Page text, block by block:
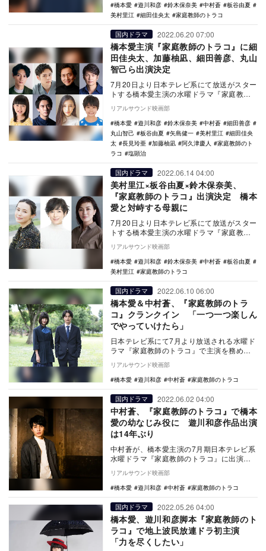
橋本愛
遊川和彦 鈴木保奈美 中村蒼
板谷由夏
美村里江
細田佳央太 家庭教師のトラコ
国内ドラマ 2022.06.20 07:00
橋本愛主演『家庭教師のトラコ』に細
田佳央太、加藤柚凪、細田善彦、丸山
智己ら出演決定
7月20日より日本テレビ系にて放送がスター
トする橋本愛主演の水曜ドラマ『家庭教師
のトラコ』の追加キャストとして、細田佳
央太らの出…
リアルサウンド映画部
橋本愛
遊川和彦 鈴木保奈美 中村蒼
細田善彦
丸山智己
板谷由夏 矢島健一 美村里江
細田佳央
太
長見玲亜 加藤柚凪 阿久津慶人
家庭教師のト
ラコ
塩顕治
国内ドラマ 2022.06.14 04:00
美村里江×板谷由夏×鈴木保奈美、
『家庭教師のトラコ』出演決定 橋本
愛と対峙する母親に
7月20日より日本テレビ系にて放送がスター
トする橋本愛主演の水曜ドラマ『家庭教師
のトラコ』に、美村里江、板谷由夏、鈴木
保奈美が出…
リアルサウンド映画部
橋本愛
遊川和彦 鈴木保奈美 中村蒼
板谷由夏
美村里江
家庭教師のトラコ
国内ドラマ 2022.06.10 06:00
橋本愛＆中村蒼、『家庭教師のトラ
コ』クランクイン 「一つ一つ楽しん
でやっていけたら」
日本テレビ系にて7月より放送される水曜ド
ラマ『家庭教師のトラコ』で主演を務める
橋本愛、共演の中村蒼がクランクインを迎
えた。 …
リアルサウンド映画部
橋本愛
遊川和彦 中村蒼 家庭教師のトラコ
国内ドラマ 2022.06.02 04:00
中村蒼、『家庭教師のトラコ』で橋本
愛の幼なじみ役に 遊川和彦作品出演
は14年ぶり
中村蒼が、橋本愛主演の7月期日本テレビ系
水曜ドラマ『家庭教師のトラコ』に出演す
ることが決定した。 本作は、『家政婦の
ミタ』（…
リアルサウンド映画部
橋本愛
遊川和彦 中村蒼 家庭教師のトラコ
国内ドラマ 2022.05.26 04:00
橋本愛、遊川和彦脚本『家庭教師のト
ラコ』で地上波民放連ドラ初主演
「力を尽くしたい」